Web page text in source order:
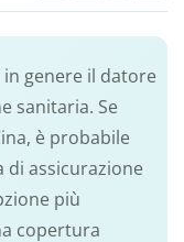
genere il datore
sanitaria. Se
è probabile
assicurazione
più
copertura